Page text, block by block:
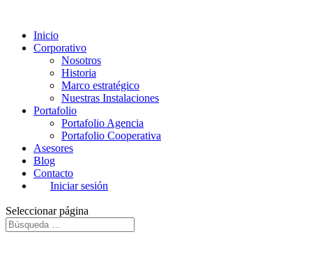
Inicio
Corporativo
Nosotros
Historia
Marco estratégico
Nuestras Instalaciones
Portafolio
Portafolio Agencia
Portafolio Cooperativa
Asesores
Blog
Contacto
Iniciar sesión
Seleccionar página